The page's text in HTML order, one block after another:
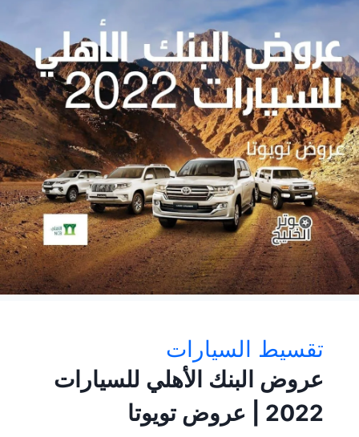
تقسيط السيارات
عروض البنك الأهلي للسيارات
2022 | عروض تويوتا